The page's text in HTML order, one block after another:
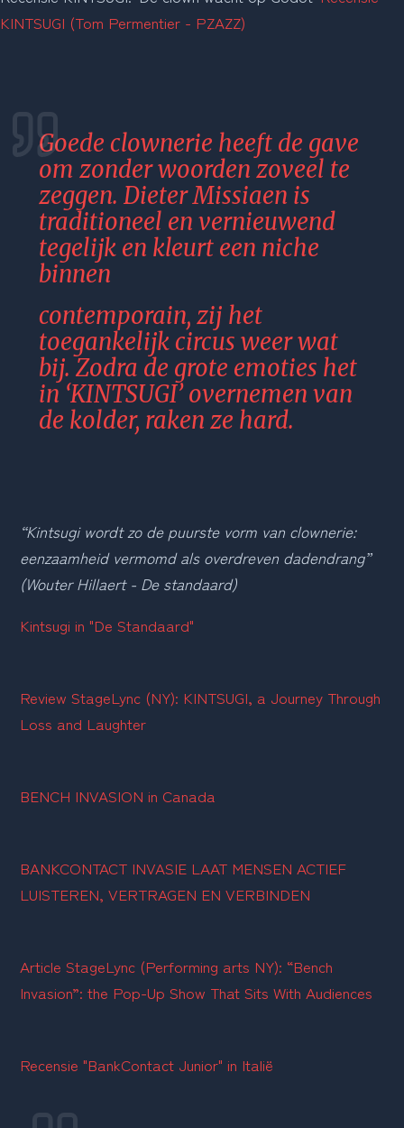
KINTSUGI (Tom Permentier - PZAZZ)
Goede clownerie heeft de gave
om zonder woorden zoveel te
zeggen. Dieter Missiaen is
traditioneel en vernieuwend
tegelijk en kleurt een niche
binnen
contemporain, zij het
toegankelijk circus weer wat
bij. Zodra de grote emoties het
in ‘KINTSUGI’ overnemen van
de kolder, raken ze hard.
“Kintsugi wordt zo de puurste vorm van clownerie:
eenzaamheid vermomd als overdreven dadendrang”
(Wouter Hillaert - De standaard)
Kintsugi in "De Standaard"
Review StageLync (NY): KINTSUGI, a Journey Through
Loss and Laughter
BENCH INVASION in Canada
BANKCONTACT INVASIE LAAT MENSEN ACTIEF
LUISTEREN, VERTRAGEN EN VERBINDEN
Article StageLync (Performing arts NY): “Bench
Invasion”: the Pop-Up Show That Sits With Audiences
Recensie "BankContact Junior" in Italië